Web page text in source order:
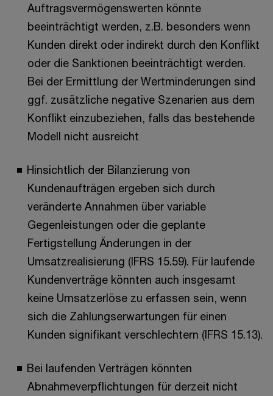
Auftragsvermögenswerten könnte
beeinträchtigt werden, z.B. besonders wenn
Kunden direkt oder indirekt durch den Konflikt
oder die Sanktionen beeinträchtigt werden.
Bei der Ermittlung der Wertminderungen sind
ggf. zusätzliche negative Szenarien aus dem
Konflikt einzubeziehen, falls das bestehende
Modell nicht ausreicht
Hinsichtlich der Bilanzierung von
Kundenaufträgen ergeben sich durch
veränderte Annahmen über variable
Gegenleistungen oder die geplante
Fertigstellung Änderungen in der
Umsatzrealisierung (IFRS 15.59). Für laufende
Kundenverträge könnten auch insgesamt
keine Umsatzerlöse zu erfassen sein, wenn
sich die Zahlungserwartungen für einen
Kunden signifikant verschlechtern (IFRS 15.13).
Bei laufenden Verträgen könnten
Abnahmeverpflichtungen für derzeit nicht